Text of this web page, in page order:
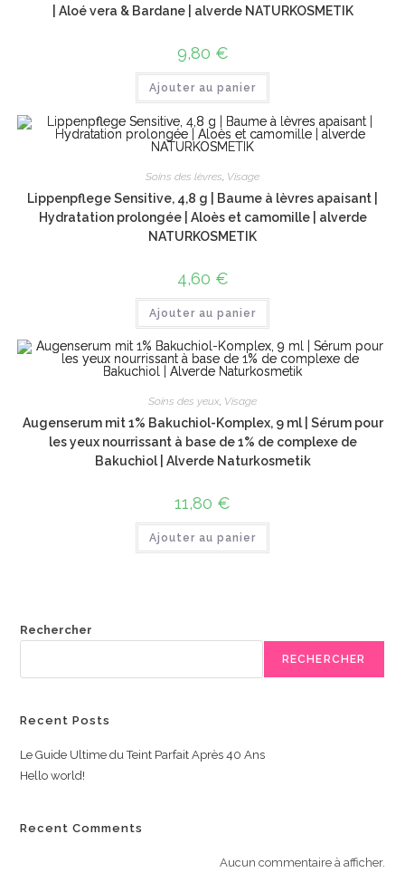
| Aloé vera & Bardane | alverde NATURKOSMETIK
9,80 €
Ajouter au panier
Soins des lèvres Visage
Lippenpflege Sensitive, 4,8 g | Baume à lèvres apaisant |
Hydratation prolongée | Aloès et camomille | alverde
NATURKOSMETIK
4,60 €
Ajouter au panier
Soins des yeux, Visage
Augenserum mit 1% Bakuchiol-Komplex, 9 ml | Sérum pour
les yeux nourrissant à base de 1% de complexe de
Bakuchiol | Alverde Naturkosmetik
11,80 €
Ajouter au panier
Rechercher
RECHERCHER
Recent Posts
Le Guide Ultime du Teint Parfait Après 40 Ans
Hello world!
Recent Comments
Aucun commentaire à afficher.